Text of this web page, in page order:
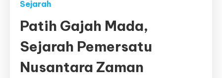
Sejarah
Patih Gajah Mada,
Sejarah Pemersatu
Nusantara Zaman